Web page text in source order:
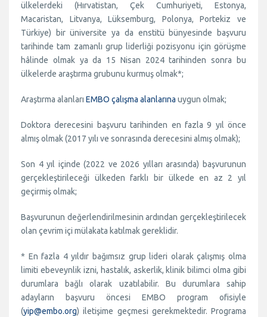
ülkelerdeki (Hırvatistan, Çek Cumhuriyeti, Estonya,
Macaristan, Litvanya, Lüksemburg, Polonya, Portekiz ve
Türkiye) bir üniversite ya da enstitü bünyesinde başvuru
tarihinde tam zamanlı grup liderliği pozisyonu için görüşme
hâlinde olmak ya da 15 Nisan 2024 tarihinden sonra bu
ülkelerde araştırma grubunu kurmuş olmak*;
Araştırma alanları EMBO çalışma alanlarına uygun olmak;
Doktora derecesini başvuru tarihinden en fazla 9 yıl önce
almış olmak (2017 yılı ve sonrasında derecesini almış olmak);
Son 4 yıl içinde (2022 ve 2026 yılları arasında) başvurunun
gerçekleştirileceği ülkeden farklı bir ülkede en az 2 yıl
geçirmiş olmak;
Başvurunun değerlendirilmesinin ardından gerçekleştirilecek
olan çevrim içi mülakata katılmak gereklidir.
* En fazla 4 yıldır bağımsız grup lideri olarak çalışmış olma
limiti ebeveynlik izni, hastalık, askerlik, klinik bilimci olma gibi
durumlara bağlı olarak uzatılabilir. Bu durumlara sahip
adayların başvuru öncesi EMBO program ofisiyle
(yip@embo.org) iletişime geçmesi gerekmektedir. Programa